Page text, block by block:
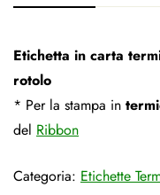
Etichetta in carta
rotolo
* Per la stampa in
del Ribbon
Categoria: Etichette